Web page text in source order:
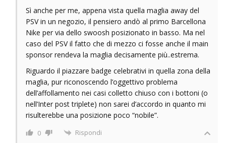
Sì anche per me, appena vista quella maglia away del
PSV in un negozio, il pensiero andò al primo Barcellona
Nike per via dello swoosh posizionato in basso. Ma nel
caso del PSV il fatto che di mezzo ci fosse anche il main
sponsor rendeva la maglia decisamente più..estrema.
Riguardo il piazzare badge celebrativi in quella zona della
maglia, pur riconoscendo l’oggettivo problema
dell’affollamento nei casi colletto chiuso con i bottoni (o
nell’Inter post triplete) non sarei d’accordo in quanto mi
risulterebbe una posizione poco “nobile”.
0 Rispondi